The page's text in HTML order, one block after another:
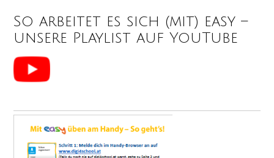
So arbeitet es sich (mit) easy –
unsere Playlist auf YouTube